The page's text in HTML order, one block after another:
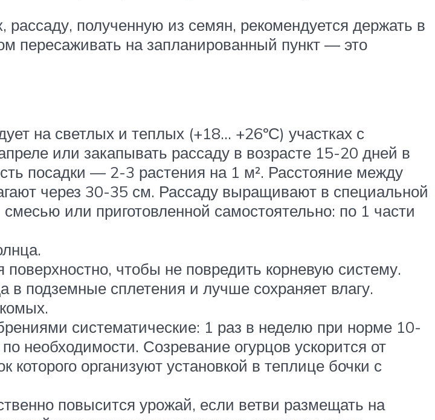
полученную из семян, рекомендуется держать в
пересаживать на запланированный пункт — это
на светлых и теплых (+18… +26ºС) участках с
или закапывать рассаду в возрасте 15-20 дней в
посадки — 2-3 растения на 1 м². Расстояние между
через 30-35 см. Рассаду выращивают в специальной
или приготовленной самостоятельно: по 1 части
чтобы не повредить корневую систему.
в подземные сплетения и лучше сохраняет влагу.
систематические: 1 раз в неделю при норме 10-
необходимости. Созревание огурцов ускорится от
которого организуют установкой в теплице бочки с
повысится урожай, если ветви размещать на